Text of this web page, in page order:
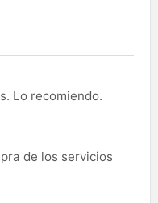
Lo recomiendo.
de los servicios